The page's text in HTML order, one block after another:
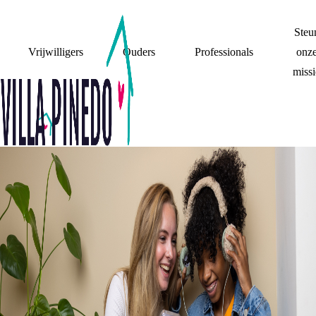
Vrijwilligers Ouders Professionals
TIPS